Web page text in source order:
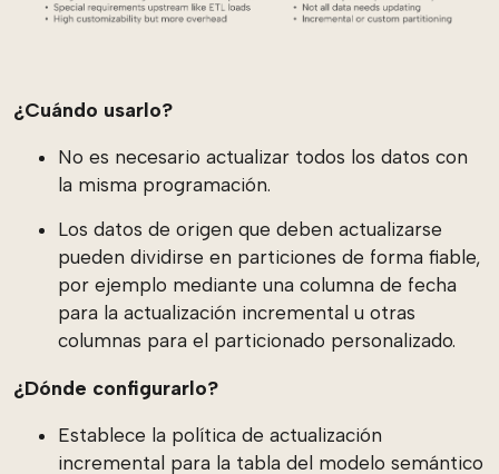
¿Cuándo usarlo?
No es necesario actualizar todos los datos con
la misma programación.
Los datos de origen que deben actualizarse
pueden dividirse en particiones de forma fiable,
por ejemplo mediante una columna de fecha
para la actualización incremental u otras
columnas para el particionado personalizado.
¿Dónde configurarlo?
Establece la política de actualización
incremental para la tabla del modelo semántico